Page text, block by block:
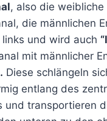
, also die weibliche
die männlichen
und wird auch
mit männlicher
Diese schlängeln
entlang des
und transportieren